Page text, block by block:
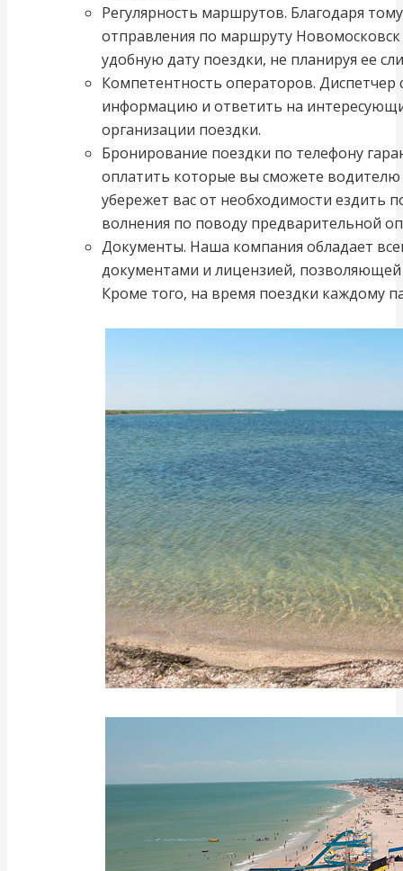
Регулярность маршрутов. Благодаря
отправления по маршруту
удобную дату поездки, не планируя ее
Компетентность операторов.
информацию и ответить на
организации поездки.
Бронирование поездки по телефону
оплатить которые вы сможете водителю
убережет вас от необходимости ездить
волнения по поводу предварительной
Документы. Наша компания обладает
документами и лицензией, позволяющей
Кроме того, на время поездки каждому